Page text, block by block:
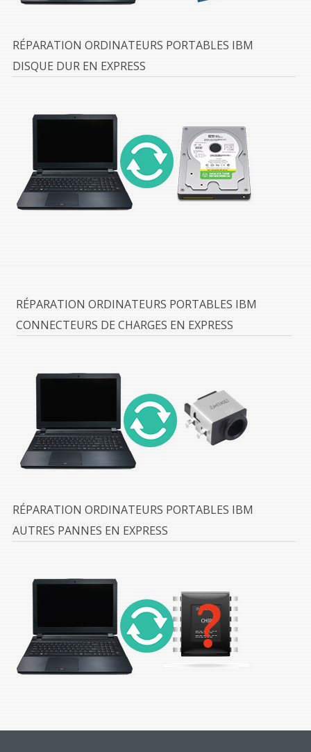
RÉPARATION ORDINATEURS PORTABLES IBM
DISQUE DUR EN EXPRESS
RÉPARATION ORDINATEURS PORTABLES IBM
CONNECTEURS DE CHARGES EN EXPRESS
RÉPARATION ORDINATEURS PORTABLES IBM
AUTRES PANNES EN EXPRESS